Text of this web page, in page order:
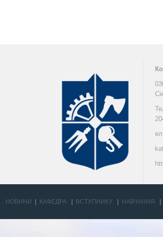
НОВИНИ КАФЕДРА ВСТУПНИКУ НАВЧАННЯ